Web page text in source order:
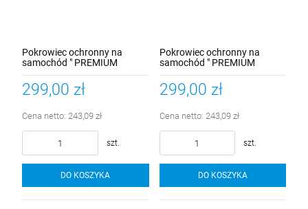
Pokrowiec ochronny na
samochód " PREMIUM
SEDAN L" długość 425-470cm
299,00 zł
Cena netto: 243,09 zł
szt.
DO KOSZYKA
Pokrowiec ochronny na
samochód " PREMIUM
SEDAN XL" długość 472-
500cm
299,00 zł
Cena netto: 243,09 zł
szt.
DO KOSZYKA